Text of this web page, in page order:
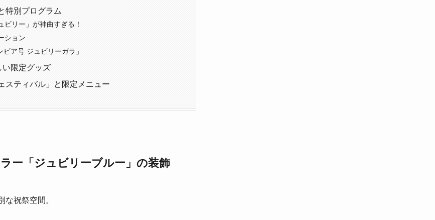
特別プログラム
リー」が神曲すぎる！
ション
ア号 ジュビリーガラ」
い限定グッズ
スティバル」と限定メニュー
ー「ジュビリーブルー」の装飾
祝祭空間。